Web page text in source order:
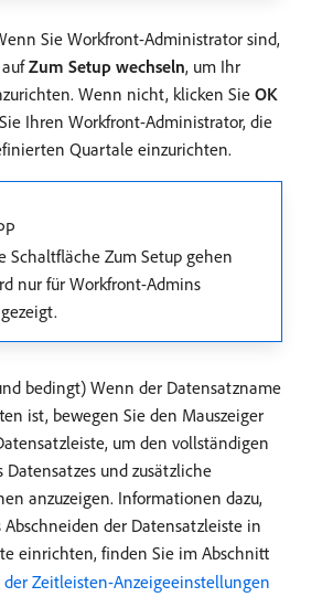
Sie Workfront-Administrator sind,
Zum Setup wechseln, um Ihr
Wenn nicht, klicken Sie OK
Ihren Workfront-Administrator, die
Quartale einzurichten.
Schaltfläche Zum Setup gehen
nur für Workfront-Admins
bedingt) Wenn der Datensatzname
ist, bewegen Sie den Mauszeiger
um den vollständigen
Datensatzes und zusätzliche
anzuzeigen. Informationen dazu,
Abschneiden der Datensatzleiste in
einrichten, finden Sie im Abschnitt
Zeitleisten-Anzeigeeinstellungen